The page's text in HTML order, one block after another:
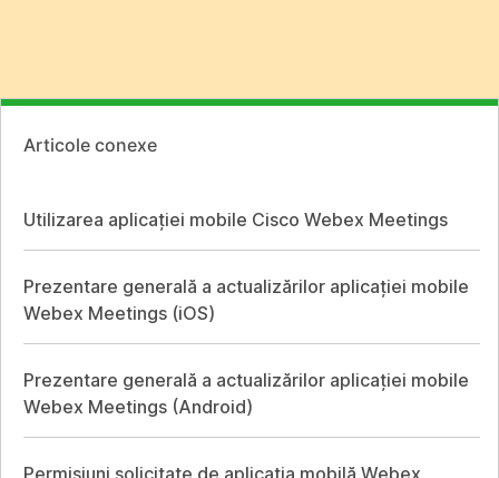
Articole conexe
Utilizarea aplicației mobile Cisco Webex Meetings
Prezentare generală a actualizărilor aplicației mobile
Webex Meetings (iOS)
Prezentare generală a actualizărilor aplicației mobile
Webex Meetings (Android)
Permisiuni solicitate de aplicația mobilă Webex